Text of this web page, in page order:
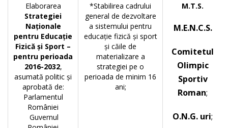
Elaborarea
Strategiei
Naţionale
pentru Educaţie
Fizică şi Sport –
pentru perioada
2016-2032,
asumată politic şi
aprobată de:
Parlamentul
României
Guvernul
*Stabilirea cadrului
general de dezvoltare
a sistemului pentru
educaţie fizică şi sport
şi căile de
materializare a
strategiei pe o
perioada de minim 16
ani;
M.T.S.
M.E.N.C.S.
Comitetul
Olimpic
Sportiv
Roman;
O.N.G. uri;